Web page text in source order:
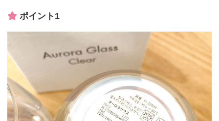
ポイント1